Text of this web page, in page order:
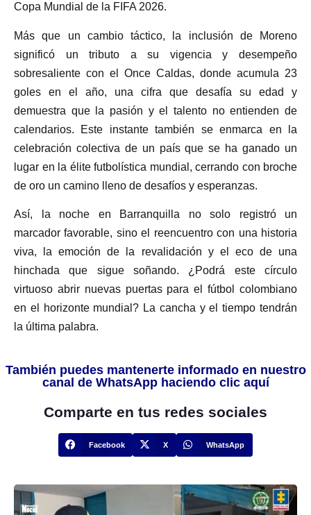
Copa Mundial de la FIFA 2026.
Más que un cambio táctico, la inclusión de Moreno
significó un tributo a su vigencia y desempeño
sobresaliente con el Once Caldas, donde acumula 23
goles en el año, una cifra que desafía su edad y
demuestra que la pasión y el talento no entienden de
calendarios. Este instante también se enmarca en la
celebración colectiva de un país que se ha ganado un
lugar en la élite futbolística mundial, cerrando con broche
de oro un camino lleno de desafíos y esperanzas.
Así, la noche en Barranquilla no solo registró un
marcador favorable, sino el reencuentro con una historia
viva, la emoción de la revalidación y el eco de una
hinchada que sigue soñando. ¿Podrá este círculo
virtuoso abrir nuevas puertas para el fútbol colombiano
en el horizonte mundial? La cancha y el tiempo tendrán
la última palabra.
También puedes mantenerte informado en nuestro
canal de WhatsApp haciendo clic aquí
Comparte en tus redes sociales
Facebook X WhatsApp